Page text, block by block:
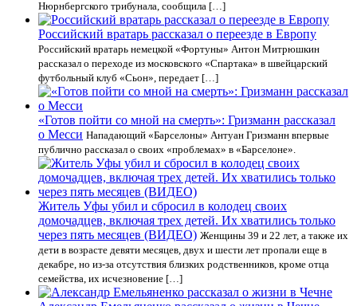
Нюрнбергского трибунала, сообщила […]
Российский вратарь рассказал о переезде в Европу
Российский вратарь немецкой «Фортуны» Антон Митрюшкин
рассказал о переходе из московского «Спартака» в швейцарский
футбольный клуб «Сьон», передает […]
«Готов пойти со мной на смерть»: Гризманн рассказал
о Месси Нападающий «Барселоны» Антуан Гризманн впервые
публично рассказал о своих «проблемах» в «Барселоне».
Житель Уфы убил и сбросил в колодец своих
домочадцев, включая трех детей. Их хватились только
через пять месяцев (ВИДЕО) Женщины 39 и 22 лет, а также их
дети в возрасте девяти месяцев, двух и шести лет пропали еще в
декабре, но из-за отсутствия близких родственников, кроме отца
семейства, их исчезновение […]